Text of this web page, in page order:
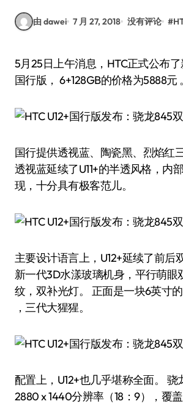
由 dawei 7 月 27, 2018 没有评论 #
5月25日上午消息，HTC正式公布了新旗舰机U12+的
国行版， 6+128GB的价格为5888元 。
国行提供透视蓝、陶瓷黑、烈焰红
透视蓝延续了U11+的半透风格，内
现，十分具有极客范儿。
主要设计语言上，U12+延续了前后
新一代3D水漾玻璃机身，平行萌眼
纹，双补光灯。 正面是一块6英寸
，三代大猩猩。
配置上，U12+也几乎堪称全面。 骁
2880 x 1440分辨率（18：9），覆盖